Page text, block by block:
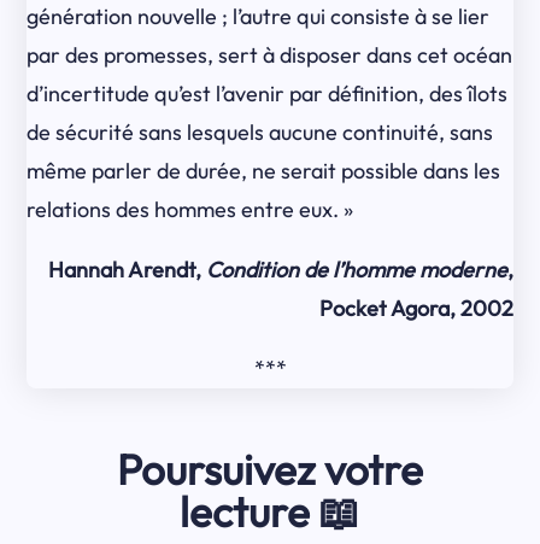
génération nouvelle ; l’autre qui consiste à se lier
par des promesses, sert à disposer dans cet océan
d’incertitude qu’est l’avenir par définition, des îlots
de sécurité sans lesquels aucune continuité, sans
même parler de durée, ne serait possible dans les
relations des hommes entre eux. »
Hannah Arendt, Condition de l’homme moderne,
Pocket Agora, 2002
***
Poursuivez votre
lecture 📖